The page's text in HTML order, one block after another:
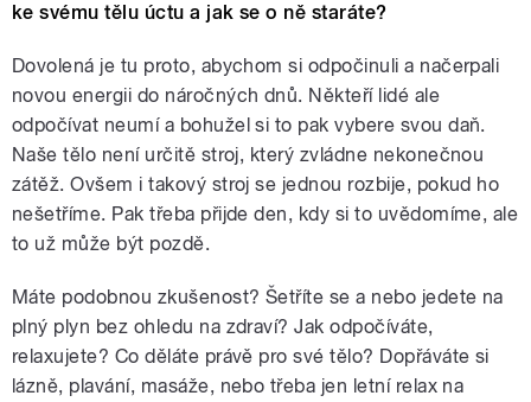
ke svému tělu úctu a jak se o ně staráte?
Dovolená je tu proto, abychom si odpočinuli a načerpali
novou energii do náročných dnů. Někteří lidé ale
odpočívat neumí a bohužel si to pak vybere svou daň.
Naše tělo není určitě stroj, který zvládne nekonečnou
zátěž. Ovšem i takový stroj se jednou rozbije, pokud ho
nešetříme. Pak třeba přijde den, kdy si to uvědomíme, ale
to už může být pozdě.
Máte podobnou zkušenost? Šetříte se a nebo jedete na
plný plyn bez ohledu na zdraví? Jak odpočíváte,
relaxujete? Co děláte právě pro své tělo? Dopřáváte si
lázně, plavání, masáže, nebo třeba jen letní relax na